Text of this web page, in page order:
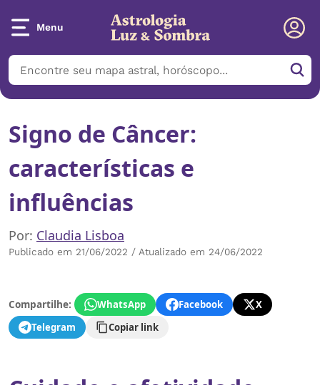
Menu
Signo de Câncer:
características e
influências
Por: Claudia Lisboa
Publicado em 21/06/2022 / Atualizado em 24/06/2022
Compartilhe: WhatsApp Facebook
X
Telegram
Copiar link